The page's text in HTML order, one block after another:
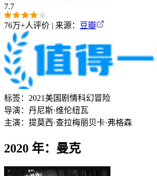
7.7
76万+人评价 | 来源： 豆瓣
标签： 2021美国 剧情科幻冒险
导演： 丹尼斯·维伦纽瓦
主演： 提莫西·查拉梅丽贝卡·弗格森
2020 年：曼克